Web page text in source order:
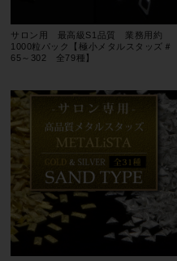
サロン用 最高級S1品質 業務用約
1000粒パック【極小メタルスタッズ＃
65～302 全79種】